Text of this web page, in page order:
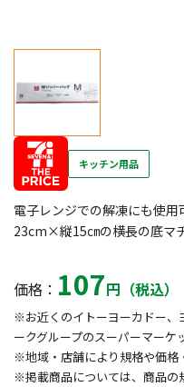
キッチン用品
電子レンジでの解凍にも使
23cm×縦15㎝の横長の底マ
価格： 107円（税込）
※お近くのイトーヨーカドー、
ークグループのスーパーマーケ
※地域・店舗により規格や価格
※掲載商品については、商品の